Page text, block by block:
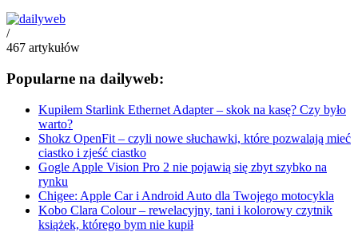
/
467 artykułów
Popularne na dailyweb:
Kupiłem Starlink Ethernet Adapter – skok na kasę? Czy było
warto?
Shokz OpenFit – czyli nowe słuchawki, które pozwalają mieć
ciastko i zjeść ciastko
Gogle Apple Vision Pro 2 nie pojawią się zbyt szybko na
rynku
Chigee: Apple Car i Android Auto dla Twojego motocykla
Kobo Clara Colour – rewelacyjny, tani i kolorowy czytnik
książek, którego bym nie kupił